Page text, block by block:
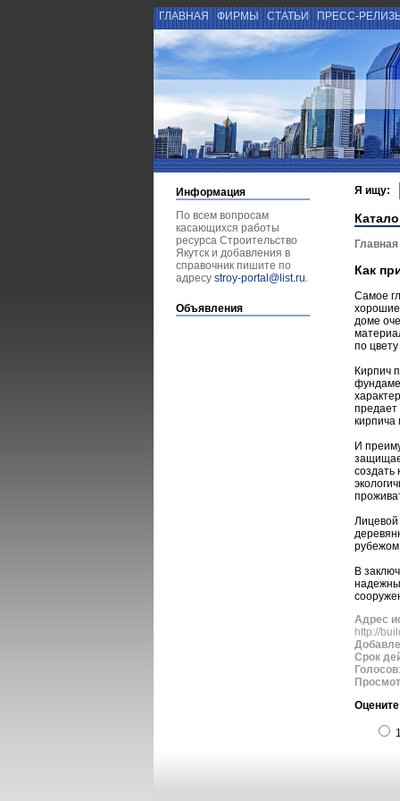
ГЛАВНАЯ ФИРМЫ СТАТЬИ ПРЕСС-
Информация
По всем вопросам
касающихся работы
ресурса Строительство
Якутск и добавления в
справочник пишите по
адресу stroy-portal@list.ru.
Объявления
Я ищу:
Как
Самое
хорошие
доме
по
Кирпич
предает
кирпича
И
создать
Лицевой
В
Адрес
http://
Срок
Голосов